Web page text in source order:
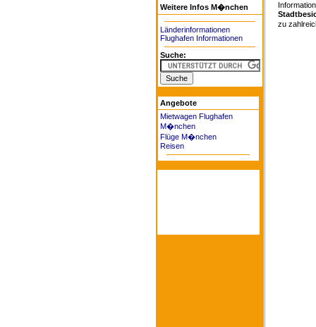
Weitere Infos M�nchen
Länderinformationen
Flughafen Informationen
Suche:
Angebote
Mietwagen Flughafen
M�nchen
Flüge M�nchen
Reisen
zu